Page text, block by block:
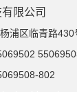
限公司
杨浦区临青路
802